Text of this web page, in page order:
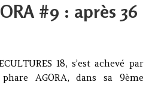
#9 : après 36
18, s’est achevé par
AGORA, dans sa 9ème